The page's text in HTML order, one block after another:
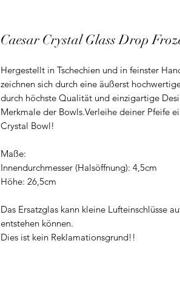
Caesar Crystal Glass Drop
Hergestellt in Tschechien und in feinster
zeichnen sich durch eine äußerst
durch höchste Qualität und einzigartige
Merkmale der Bowls.Verleihe deiner Pfeife
Crystal Bowl!
Maße:
Innendurchmesser (Halsöffnung): 4,5cm
Höhe: 26,5cm
Das Ersatzglas kann kleine Lufteinschlüsse
entstehen können.
Dies ist kein Reklamationsgrund!!